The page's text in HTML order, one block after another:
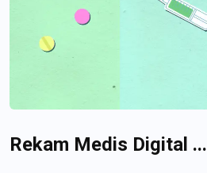
Rekam Medis Digital ...